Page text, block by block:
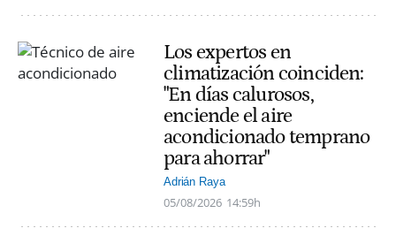
Los expertos en
climatización coinciden:
"En días calurosos,
enciende el aire
acondicionado temprano
para ahorrar"
Adrián Raya
05/08/2026 14:59h